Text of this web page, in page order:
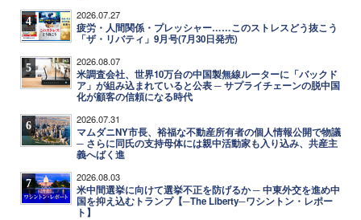
4 2026.07.27
疲労・人間関係・プレッシャー……このストレスどう抜こう
「ザ・リバティ」9月号(7月30日発売)
5 2026.08.07
米調査会社、世界10万台の中国製無線ルーターに「バックド
ア」が組み込まれていると公表 ─ サプライチェーンの脱中国
化が顧客の信頼になる時代
6 2026.07.31
マムダニNY市長、裕福な不動産所有者の個人情報公開で物議
─ さらに同氏の支持母体には親中活動家も入り込み、共産主
義へばく進
7 2026.08.03
米中間選挙に向けて選挙不正を防げるか ─ 中東外交を進め中
国を抑え込むトランプ【─The Liberty─ワシントン・レポー
ト】